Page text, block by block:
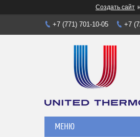
Создать сайт
+7 (771) 701-10-05 +7